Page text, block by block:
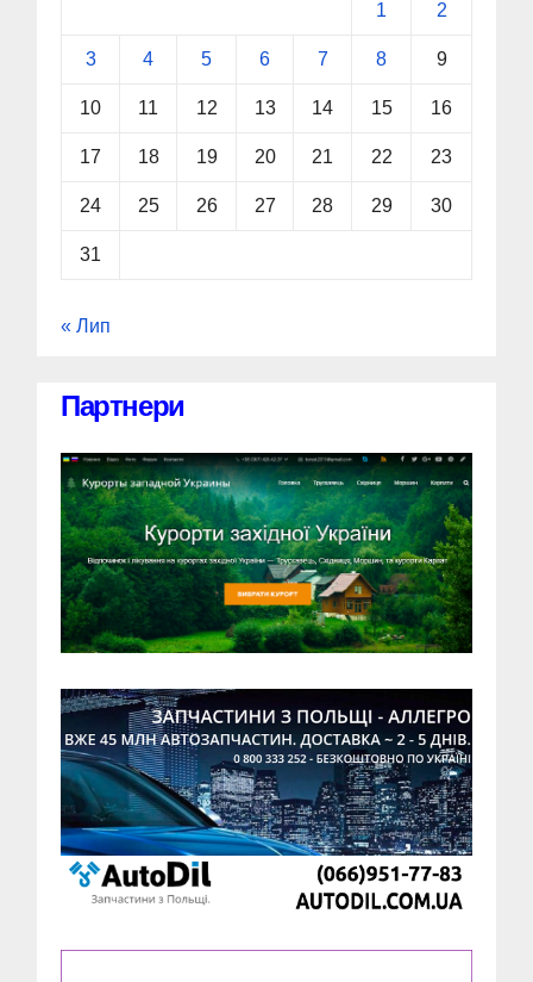
1 2
3 4 5 6 7 8 9
10 11 12 13 14 15 16
17 18 19 20 21 22 23
24 25 26 27 28 29 30
31
« Лип
Партнери